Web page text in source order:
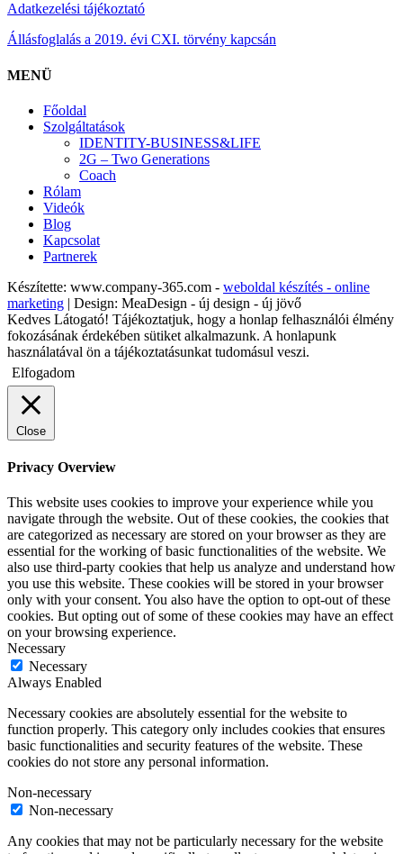
Adatkezelési tájékoztató
Állásfoglalás a 2019. évi CXI. törvény kapcsán
MENÜ
Főoldal
Szolgáltatások
IDENTITY-BUSINESS&LIFE
2G – Two Generations
Coach
Rólam
Videók
Blog
Kapcsolat
Partnerek
Készítette: www.company-365.com - weboldal készítés - online
marketing | Design: MeaDesign - új design - új jövő
Kedves Látogató! Tájékoztatjuk, hogy a honlap felhasználói élmény
fokozásának érdekében sütiket alkalmazunk. A honlapunk
használatával ön a tájékoztatásunkat tudomásul veszi.
Elfogadom
Close
Privacy Overview
This website uses cookies to improve your experience while you
navigate through the website. Out of these cookies, the cookies that
are categorized as necessary are stored on your browser as they are
essential for the working of basic functionalities of the website. We
also use third-party cookies that help us analyze and understand how
you use this website. These cookies will be stored in your browser
only with your consent. You also have the option to opt-out of these
cookies. But opting out of some of these cookies may have an effect
on your browsing experience.
Necessary
Necessary
Always Enabled
Necessary cookies are absolutely essential for the website to
function properly. This category only includes cookies that ensures
basic functionalities and security features of the website. These
cookies do not store any personal information.
Non-necessary
Non-necessary
Any cookies that may not be particularly necessary for the website